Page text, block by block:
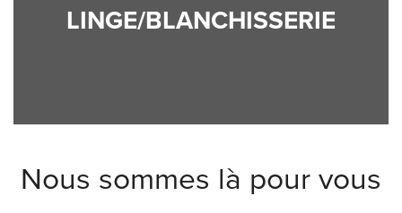
LINGE/BLANCHISSERIE
Nous sommes là pour vous